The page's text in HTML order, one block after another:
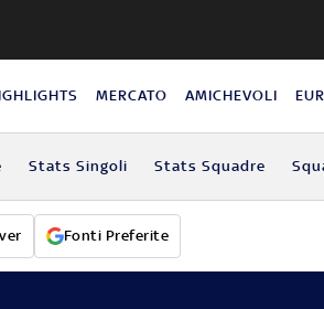
MERCATO AMICHEVOLI
Stats Singoli Stats Squadre
Fonti Preferite